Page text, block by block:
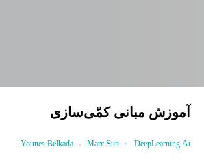
آموزش مبانی کمّی‌سازی
DeepLearning.Ai
Younes Belkada Marc Sun